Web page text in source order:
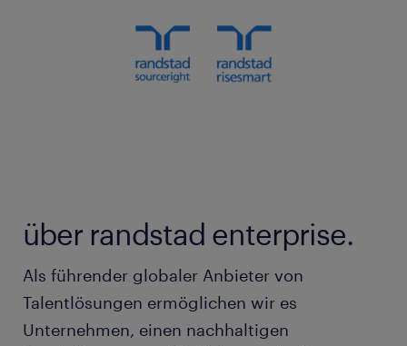
über randstad enterprise.
Als führender globaler Anbieter von
Talentlösungen ermöglichen wir es
Unternehmen, einen nachhaltigen